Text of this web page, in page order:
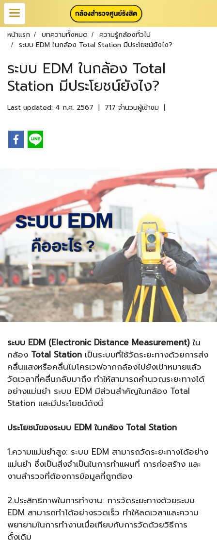
หน้าแรก บทความทั้งหมด
ความรู้กล้องทั่วไป
ระบบ EDM ในกล้อง Total Station มีประโยชน์ยังไง?
ระบบ EDM ในกล้อง Total
Station มีประโยชน์ยังไง?
Last updated: 4 ก.ค. 2567 | 717 จำนวนผู้เข้าชม |
ระบบ EDM (Electronic Distance Measurement)ใน
กล้อง Total Station เป็นระบบที่ใช้วัดระยะทางด้วยการส่ง
คลื่นแสงหรือคลื่นไมโครเวฟจากกล้องไปยังเป้าหมายแล้ว
วัดเวลาที่คลื่นกลับมาถึง ทำให้สามารถคำนวณระยะทางได้
อย่างแม่นยำ ระบบ EDM มีส่วนสำคัญในกล้อง Total
Station และมีประโยชน์ดังนี้
ประโยชน์ของระบบ EDM ในกล้อง Total Station
1.ความแม่นยำสูง: ระบบ EDM สามารถวัดระยะทางได้อย่าง
แม่นยำ ซึ่งเป็นสิ่งจำเป็นในการทำแผนที่ การก่อสร้าง และ
งานสำรวจที่ต้องการข้อมูลที่ถูกต้อง
2.ประสิทธิภาพในการทำงาน: การวัดระยะทางด้วยระบบ
EDM สามารถทำได้อย่างรวดเร็ว ทำให้ลดเวลาและความ
พยายามในการทำงานเมื่อเทียบกับการวัดด้วยวิธีการ
ดั้งเดิม